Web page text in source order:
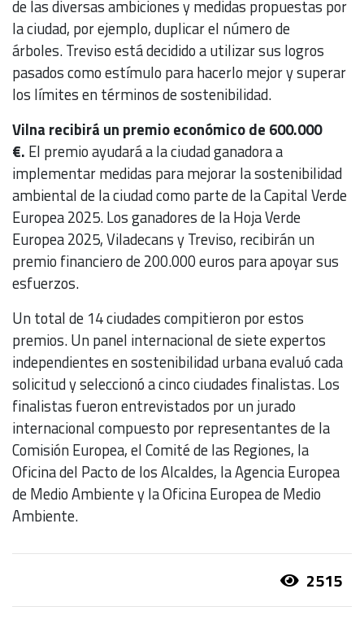
de las diversas ambiciones y medidas propuestas por
la ciudad, por ejemplo, duplicar el número de
árboles. Treviso está decidido a utilizar sus logros
pasados ​​como estímulo para hacerlo mejor y superar
los límites en términos de sostenibilidad.
Vilna recibirá un premio económico de 600.000
€. El premio ayudará a la ciudad ganadora a
implementar medidas para mejorar la sostenibilidad
ambiental de la ciudad como parte de la Capital Verde
Europea 2025. Los ganadores de la Hoja Verde
Europea 2025, Viladecans y Treviso, recibirán un
premio financiero de 200.000 euros para apoyar sus
esfuerzos.
Un total de 14 ciudades compitieron por estos
premios. Un panel internacional de siete expertos
independientes en sostenibilidad urbana evaluó cada
solicitud y seleccionó a cinco ciudades finalistas. Los
finalistas fueron entrevistados por un jurado
internacional compuesto por representantes de la
Comisión Europea, el Comité de las Regiones, la
Oficina del Pacto de los Alcaldes, la Agencia Europea
de Medio Ambiente y la Oficina Europea de Medio
Ambiente.
2515